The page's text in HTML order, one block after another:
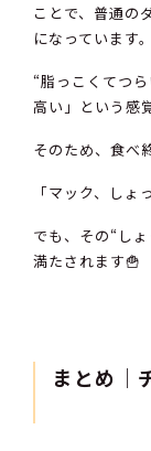
ことで、普通の
になっています。
“脂っこくてつ
高い」という感
そのため、食べ
「マック、しょ
でも、その“し
満たされます🍟
まとめ｜